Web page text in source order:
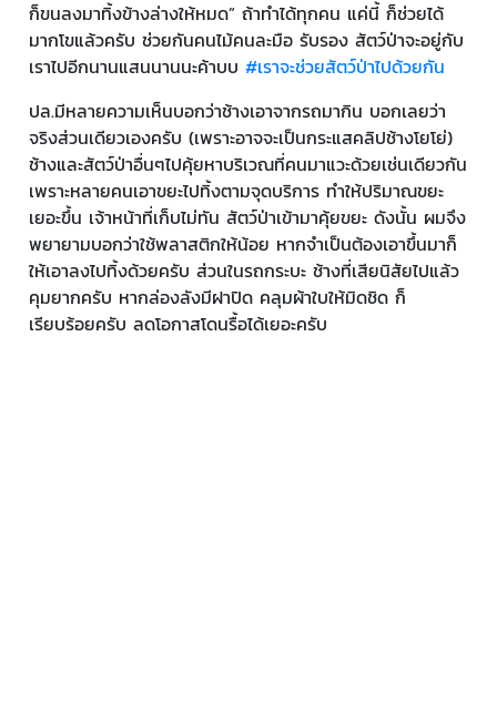
ก็ขนลงมาทิ้งข้างล่างให้หมด” ถ้าทำได้ทุกคน แค่นี้ ก็ช่วยได้
มากโขแล้วครับ ช่วยกันคนไม้คนละมือ รับรอง สัตว์ป่าจะอยู่กับ
เราไปอีกนานแสนนานนะค้าบบ #เราจะช่วยสัตว์ป่าไปด้วยกัน
ปล.มีหลายความเห็นบอกว่าช้างเอาจากรถมากิน บอกเลยว่า
จริงส่วนเดียวเองครับ (เพราะอาจจะเป็นกระแสคลิปช้างโยโย่)
ช้างและสัตว์ป่าอื่นๆไปคุ้ยหาบริเวณที่คนมาแวะด้วยเช่นเดียวกัน
เพราะหลายคนเอาขยะไปทิ้งตามจุดบริการ ทำให้ปริมาณขยะ
เยอะขึ้น เจ้าหน้าที่เก็บไม่ทัน สัตว์ป่าเข้ามาคุ้ยขยะ ดังนั้น ผมจึง
พยายามบอกว่าใช้พลาสติกให้น้อย หากจำเป็นต้องเอาขึ้นมาก็
ให้เอาลงไปทิ้งด้วยครับ ส่วนในรถกระบะ ช้างที่เสียนิสัยไปแล้ว
คุมยากครับ หากล่องลังมีฝาปิด คลุมผ้าใบให้มิดชิด ก็
เรียบร้อยครับ ลดโอกาสโดนรื้อได้เยอะครับ